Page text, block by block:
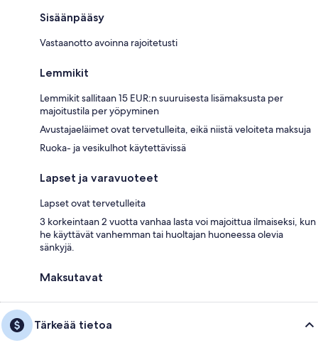
Sisäänpääsy
Vastaanotto avoinna rajoitetusti
Lemmikit
Lemmikit sallitaan 15 EUR:n suuruisesta lisämaksusta per
majoitustila per yöpyminen
Avustajaeläimet ovat tervetulleita, eikä niistä veloiteta maksuja
Ruoka- ja vesikulhot käytettävissä
Lapset ja varavuoteet
Lapset ovat tervetulleita
3 korkeintaan 2 vuotta vanhaa lasta voi majoittua ilmaiseksi, kun
he käyttävät vanhemman tai huoltajan huoneessa olevia
sänkyjä.
Maksutavat
Tärkeää tietoa